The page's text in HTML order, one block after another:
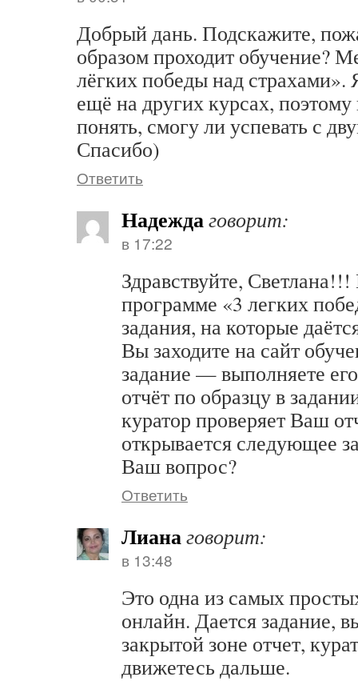
Добрый дань. Подскажите,
образом проходит обучение?
лёгких победы над страхами».
ещё на других курсах,
понять, смогу ли успевать с
Спасибо)
Ответить
Надеждаговорит:
в 17:22
Здравствуйте,
программе «3 легких
задания, на которые
Вы заходите на сайт
задание — выполняете
отчёт по образцу в
куратор проверяет Ваш
открывается следующее
Ваш вопрос?
Ответить
Лианаговорит:
в 13:48
Это одна из самых
онлайн. Дается задание,
закрытой зоне отчет,
движетесь дальше.